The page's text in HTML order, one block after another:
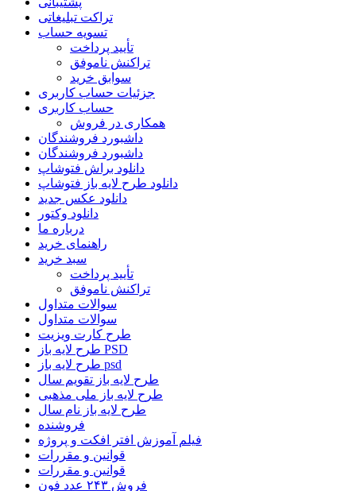
تراکت تبلیغاتی
تسویه حساب
تأیید پرداخت
تراکنش ناموفق
سوابق خرید
جزئیات حساب کاربری
حساب کاربری
همکاری در فروش
داشبورد فروشندگان
داشبورد فروشندگان
دانلود براش فتوشاپ
دانلود طرح لایه باز فتوشاپ
دانلود عکس جدید
دانلود وکتور
درباره ما
راهنمای خرید
سبد خرید
تأیید پرداخت
تراکنش ناموفق
سوالات متداول
سوالات متداول
طرح کارت ویزیت
طرح لایه باز PSD
طرح لایه باز psd
طرح لایه باز تقویم سال
طرح لایه باز ملی مذهبی
طرح لایه باز نام سال
فروشنده
فیلم آموزش افتر افکت و پروژه
قوانین و مقررات
قوانین و مقررات
فروش ۲۴۳ عدد فون